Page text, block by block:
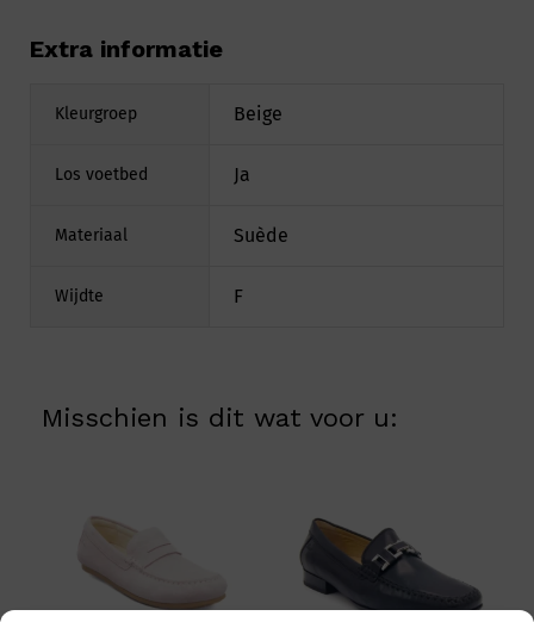
Extra informatie
Kleurgroep Beige
Los voetbed Ja
Materiaal Suède
Wijdte F
Misschien is dit wat voor u: